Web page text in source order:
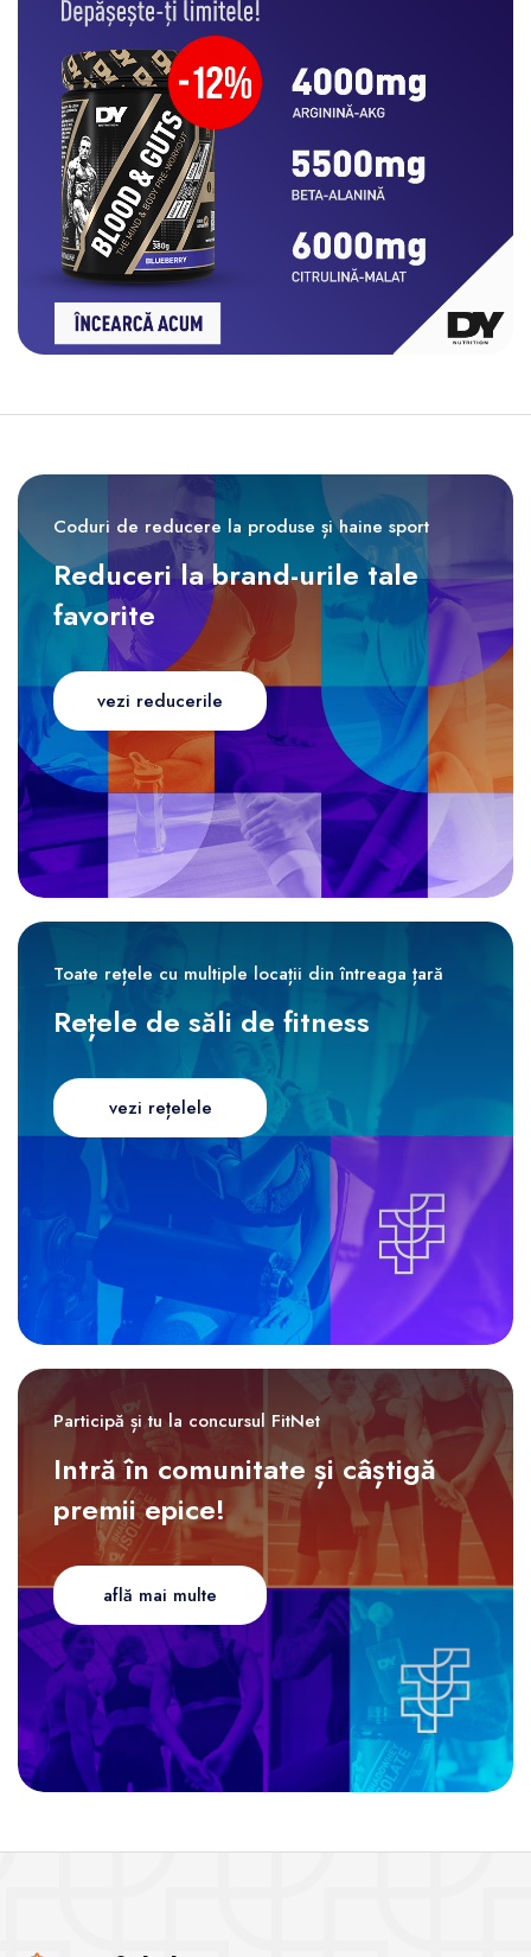
Coduri de reducere la produse și haine sport
Reduceri la brand-urile tale
favorite
vezi reducerile
Toate rețele cu multiple locații din întreaga țară
Rețele de săli de fitness
vezi rețelele
Participă și tu la concursul FitNet
Intră în comunitate și câștigă
premii epice!
află mai multe